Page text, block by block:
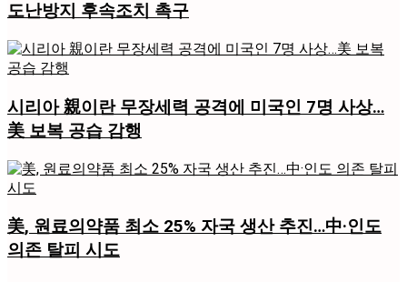
도난방지 후속조치 촉구
시리아 親이란 무장세력 공격에 미국인 7명 사상…
美 보복 공습 감행
美, 원료의약품 최소 25% 자국 생산 추진…中·인도
의존 탈피 시도